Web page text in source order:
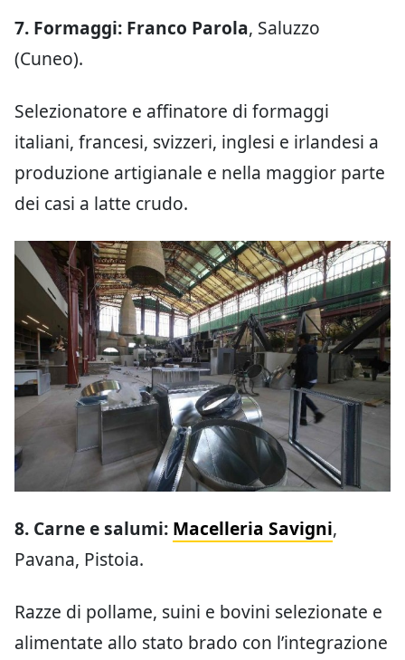
7. Formaggi: Franco Parola, Saluzzo
(Cuneo).
Selezionatore e affinatore di formaggi
italiani, francesi, svizzeri, inglesi e irlandesi a
produzione artigianale e nella maggior parte
dei casi a latte crudo.
8. Carne e salumi: Macelleria Savigni,
Pavana, Pistoia.
Razze di pollame, suini e bovini selezionate e
alimentate allo stato brado con l’integrazione